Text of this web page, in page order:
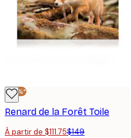
-25%*
Renard de la Forêt Toile
À partir de $111.75$149